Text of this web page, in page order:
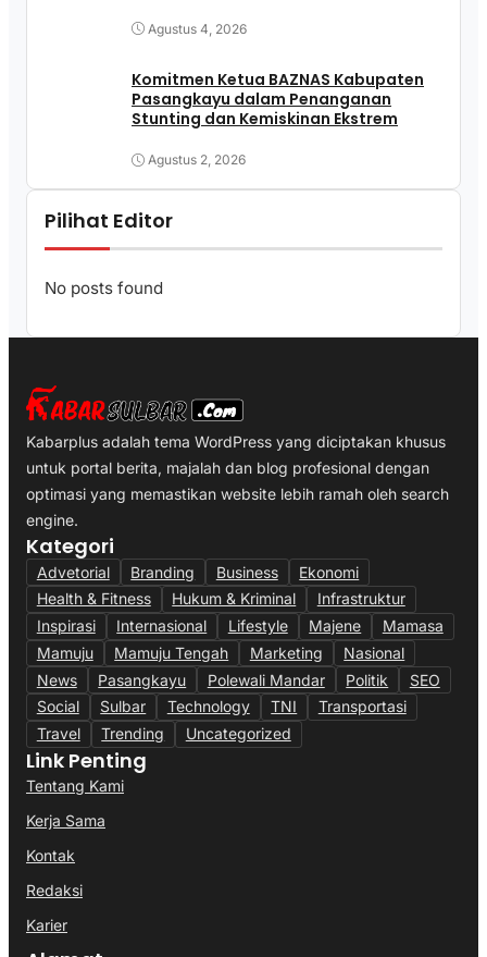
Agustus 4, 2026
Komitmen Ketua BAZNAS Kabupaten
Pasangkayu dalam Penanganan
Stunting dan Kemiskinan Ekstrem
Agustus 2, 2026
Pilihat Editor
No posts found
Kabarplus adalah tema WordPress yang diciptakan khusus
untuk portal berita, majalah dan blog profesional dengan
optimasi yang memastikan website lebih ramah oleh search
engine.
Kategori
Advetorial Branding Business
Ekonomi
Health & Fitness
Hukum & Kriminal
Infrastruktur
Inspirasi
Internasional Lifestyle Majene
Mamasa
Mamuju
Mamuju Tengah Marketing
Nasional
News
Pasangkayu Polewali Mandar Politik
SEO
Social
Sulbar Technology TNI
Transportasi
Travel
Trending Uncategorized
Link Penting
Tentang Kami
Kerja Sama
Kontak
Redaksi
Karier